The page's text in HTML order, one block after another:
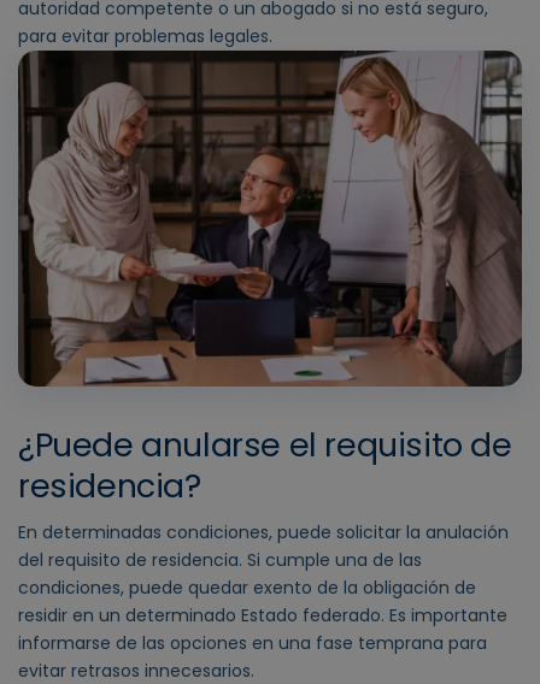
autoridad competente o un abogado si no está seguro,
para evitar problemas legales.
¿Puede anularse el requisito de
residencia?
En determinadas condiciones, puede solicitar la anulación
del requisito de residencia. Si cumple una de las
condiciones, puede quedar exento de la obligación de
residir en un determinado Estado federado. Es importante
informarse de las opciones en una fase temprana para
evitar retrasos innecesarios.